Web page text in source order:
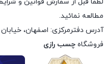
لطفا قبل از سفارش قوانین و
مطالعه نمائید.
آدرس دفترمرکزی: اصفهان،
فروشگاه چسب رازی